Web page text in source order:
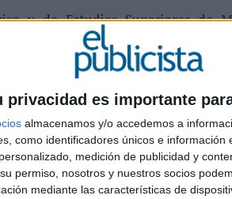
privacidad es importante
almacenamos y/o accedemos a
como identificadores únicos e
medición de publicidad y
permiso, nosotros y nuestros socios
mediante las características de
y de Estudios Superiores de
de negociación y análisis.
Italia como en España para
Omnilife. Su formación se
SHARE ENVIAR